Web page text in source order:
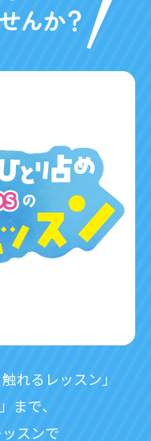
れるレッスン」
まで​、​
スンで